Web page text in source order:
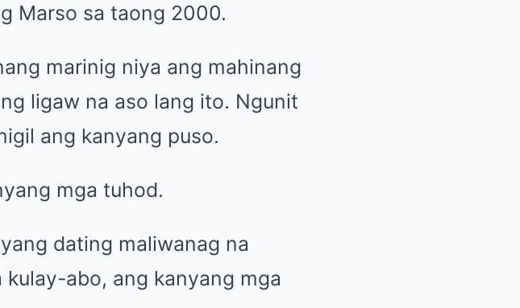
Marso sa taong 2000.
marinig niya ang mahinang
ligaw na aso lang ito. Ngunit
ang kanyang puso.
mga tuhod.
dating maliwanag na
abo, ang kanyang mga